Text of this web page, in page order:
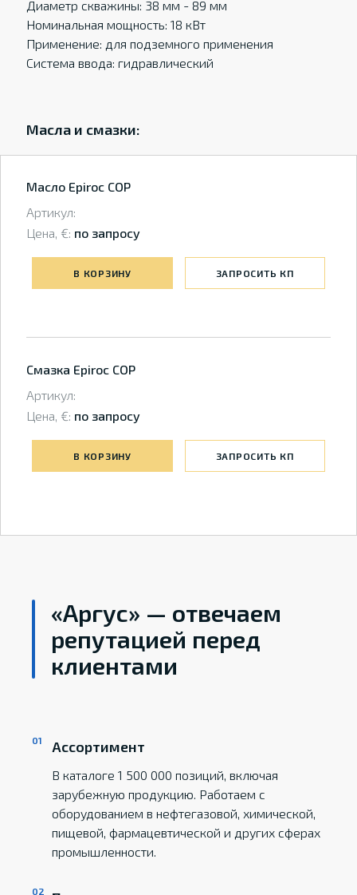
Диаметр скважины: 38 мм - 89 мм
Номинальная мощность: 18 кВт
Применение: для подземного применения
Система ввода: гидравлический
Масла и смазки:
Масло Epiroc COP
Артикул:
Цена, €: по запросу
В КОРЗИНУ ЗАПРОСИТЬ КП
Смазка Epiroc COP
Артикул:
Цена, €: по запросу
В КОРЗИНУ ЗАПРОСИТЬ КП
«Аргус» — отвечаем
репутацией перед
клиентами
Ассортимент
В каталоге 1 500 000 позиций, включая
зарубежную продукцию. Работаем с
оборудованием в нефтегазовой, химической,
пищевой, фармацевтической и других сферах
промышленности.